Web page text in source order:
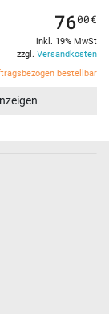
bestellbar
7600€
inkl. 19% MwSt
zzgl. Versandkosten